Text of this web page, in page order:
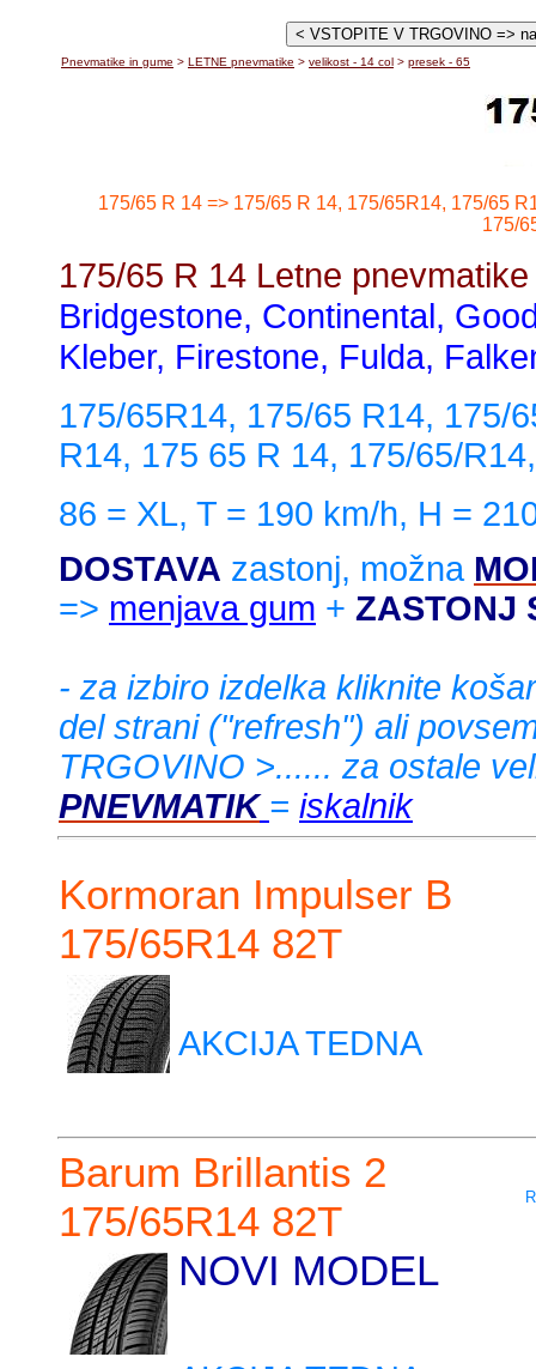
Pnevmatike in gume > LETNE pnevmatike > velikost - 14 col > presek - 65
175/65 R 14 => 175/65 R 14, 175/65R14, 175/65
175/
175/65 R 14 Letne
Bridgestone, Continental,
Kleber, Firestone, Fulda,
175/65R14, 175/65 R14, 175/
R14, 175 65 R 14, 175/65/
86 = XL, T = 190 km/h, H =
DOSTAVA zastonj, možna
=> menjava gum + ZASTONJ
- za izbiro izdelka kliknite
del strani ("refresh") ali
TRGOVINO >...... za ostale
PNEVMATIK = iskalnik
Kormoran Impulser B
175/65R14 82T
AKCIJA TEDNA
Barum Brillantis 2
175/65R14 82T
NOVI MODEL